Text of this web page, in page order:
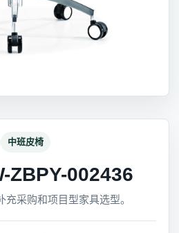
中班皮椅
ZBPY-002436
采购和项目型家具选型。